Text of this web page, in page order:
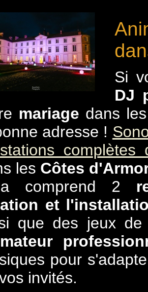
Si
DJ
mariage dans
adresse !
les Côtes
comprend 2
et
que des jeux
pour
invités.